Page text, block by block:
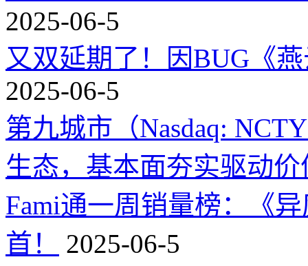
2025-06-5
又双延期了！因BUG《
2025-06-5
第九城市（Nasdaq:
生态，基本面夯实驱动价
Fami通一周销量榜：《
首！
2025-06-5